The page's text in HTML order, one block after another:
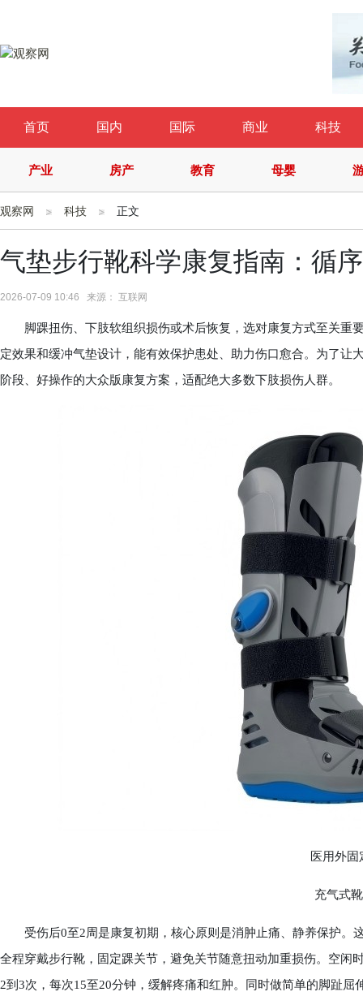
首页 国内 国际 商业 科技
产业 房产 教育 母婴
观察网 科技 正文
气垫步行靴科学康复指南：循
2026-07-09 10:46 来源： 互联网
脚踝扭伤、下肢软组织损伤或术后恢复，选对康复方式至关重
定效果和缓冲气垫设计，能有效保护患处、助力伤口愈合。为了让
阶段、好操作的大众版康复方案，适配绝大多数下肢损伤人群。
医用外固
充气式靴
受伤后0至2周是康复初期，核心原则是消肿止痛、静养保护。
全程穿戴步行靴，固定踝关节，避免关节随意扭动加重损伤。空闲
2到3次，每次15至20分钟，缓解疼痛和红肿。同时做简单的脚趾